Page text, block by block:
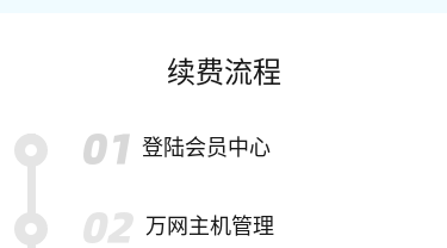
续费流程
登陆会员中心
万网主机管理